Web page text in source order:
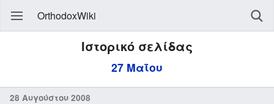
OrthodoxWiki
Ιστορικό σελίδας
27 Μαΐου
28 Αυγούστου 2008